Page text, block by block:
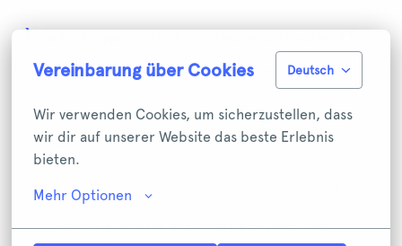
Vereinbarung über Cookies Deutsch
Wir verwenden Cookies, um sicherzustellen, dass
wir dir auf unserer Website das beste Erlebnis
bieten.
Mehr Optionen
Annecy (Annecy, Auvergne-Rhône-Alpes,
Bordeaux (Bordeaux, Nouvelle-Aquitaine,
France)
Lyon (Lyon, Auvergne-Rhône-Alpes, France)
Marseille (Marseille, Provence-Alpes-Côte